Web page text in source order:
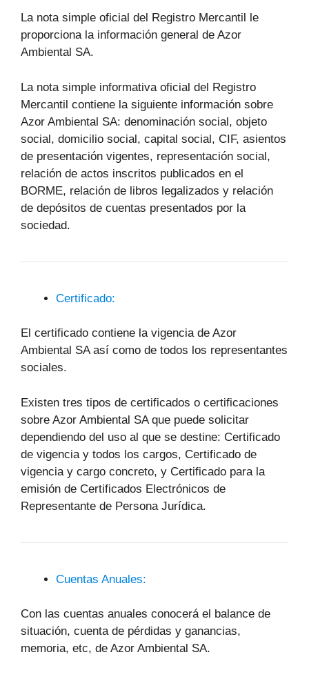
La nota simple oficial del Registro Mercantil le
proporciona la información general de Azor
Ambiental SA.
La nota simple informativa oficial del Registro
Mercantil contiene la siguiente información sobre
Azor Ambiental SA: denominación social, objeto
social, domicilio social, capital social, CIF, asientos
de presentación vigentes, representación social,
relación de actos inscritos publicados en el
BORME, relación de libros legalizados y relación
de depósitos de cuentas presentados por la
sociedad.
Certificado:
El certificado contiene la vigencia de Azor
Ambiental SA así como de todos los representantes
sociales.
Existen tres tipos de certificados o certificaciones
sobre Azor Ambiental SA que puede solicitar
dependiendo del uso al que se destine: Certificado
de vigencia y todos los cargos, Certificado de
vigencia y cargo concreto, y Certificado para la
emisión de Certificados Electrónicos de
Representante de Persona Jurídica.
Cuentas Anuales:
Con las cuentas anuales conocerá el balance de
situación, cuenta de pérdidas y ganancias,
memoria, etc, de Azor Ambiental SA.